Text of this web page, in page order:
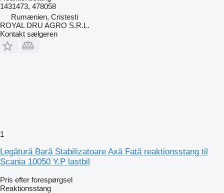
1431473, 478058
Rumænien, Cristesti
ROYAL DRU AGRO S.R.L.
Kontakt sælgeren
1
Legătură Bară Stabilizatoare Axă Față reaktionsstang til
Scania 10050 Y.P lastbil
Pris efter forespørgsel
Reaktionsstang